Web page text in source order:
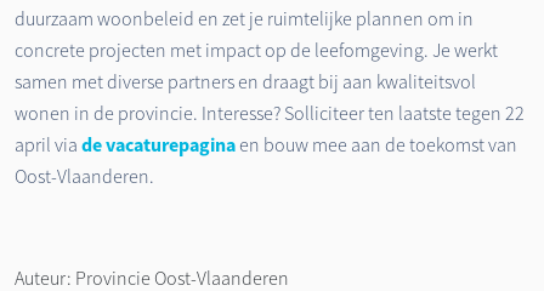
duurzaam woonbeleid en zet je ruimtelijke plannen om in
concrete projecten met impact op de leefomgeving. Je werkt
samen met diverse partners en draagt bij aan kwaliteitsvol
wonen in de provincie. Interesse? Solliciteer ten laatste tegen 22
april via de vacaturepagina en bouw mee aan de toekomst van
Oost-Vlaanderen.
Auteur: Provincie Oost-Vlaanderen